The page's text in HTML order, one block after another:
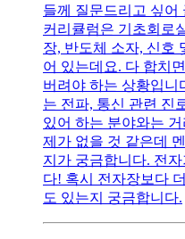
들께 질문드리고 싶어
커리큘럼은 기초회로
장, 반도체 소자, 신호
어 있는데요. 다 합치
버려야 하는 상황입니
는 전파, 통신 관련 진
있어 하는 분야와는
제가 없을 것 같은데
지가 궁금합니다. 전
다! 혹시 전자장보다
도 있는지 궁금합니다.